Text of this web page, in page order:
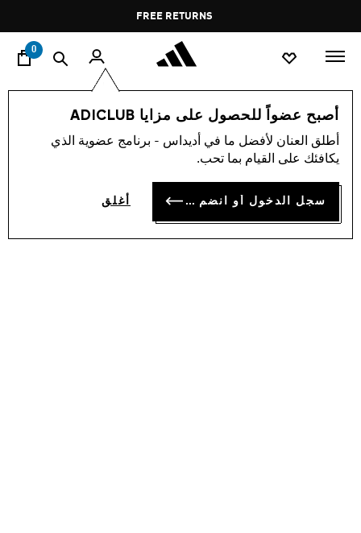
Pause
promotion
rotation
FREE RETURNS
0
أصبح عضواً للحصول على مزايا ADICLUB
أطلق العنان لأفضل ما في أديداس - برنامج عضوية الذي
يكافئك على القيام بما تحب.
سجل الدخول أو انضم الآن أغلق
الأطفال أحذية
حذاء CAMPUS 00S
KD 28.75